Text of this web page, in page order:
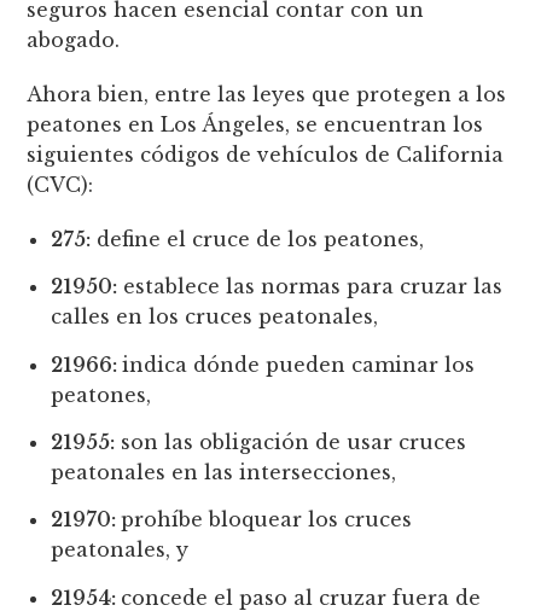
seguros hacen esencial contar con un
abogado.
Ahora bien, entre las leyes que protegen a los
peatones en Los Ángeles, se encuentran los
siguientes códigos de vehículos de California
(CVC):
275: define el cruce de los peatones,
21950: establece las normas para cruzar las
calles en los cruces peatonales,
21966:indica dónde pueden caminar los
peatones,
21955: son las obligación de usar cruces
peatonales en las intersecciones,
21970:prohíbe bloquear los cruces
peatonales, y
21954: concede el paso al cruzar fuera de